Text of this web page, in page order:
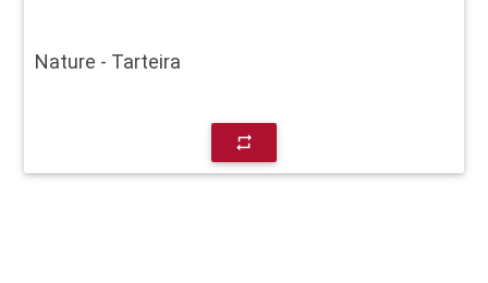
Nature - Tarteira
repeat